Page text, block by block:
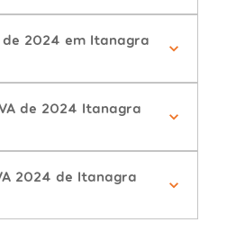
de 2024 em Itanagra
de 2024 Itanagra
2024 de Itanagra